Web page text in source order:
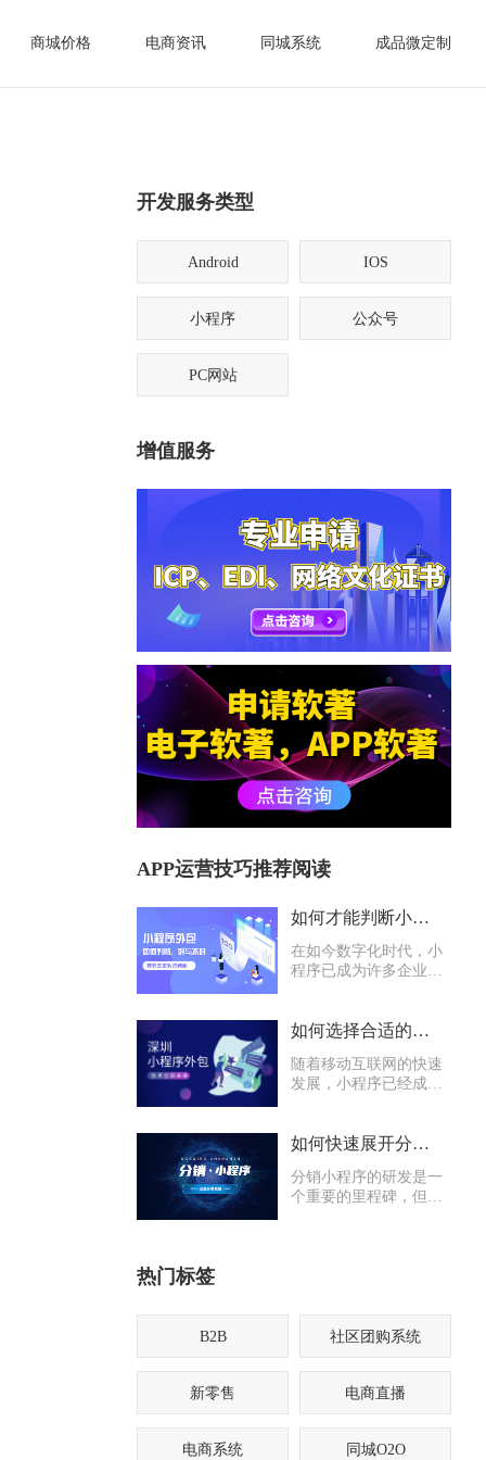
商城价格 电商资讯 同城系统 成品微定制
开发服务类型
Android IOS
小程序 公众号
PC网站
增值服务
APP运营技巧推荐阅读
如何才能判断小程序外包公司好与不好？
在如今数字化时代，小
程序已成为许多企业与
业来说，开发小程序可
队，这就需要考虑选择
外包公司进行合作。
如何选择合适的深圳小程序外包合作伙伴
随着移动互联网的快速
发展，小程序已经成为
于一些规模较小或资源
和维护一个小程序可能
是一项巨大的挑战。
如何快速展开分销小程序的地推工作？
分销小程序的研发是一
个重要的里程碑，但仅
热门标签
B2B 社区团购系统
新零售 电商直播
电商系统 同城O2O